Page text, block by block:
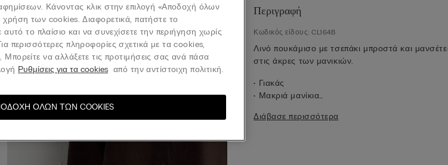
Περιγραφή
Κωδικός είδους: CL164B
Λινό πουκάμισο με τσεπάκι μπροστά και
στις άκρες των μανικιών.
• Γιακάς
• Μακριά μανίκια
• Ωμίτης και πιέτα στην πλάτη
Διάβασε περισσότερα
Κάνοντας κλικ στην επιλογή «Αποδοχή όλων
των cookies. Διαφορετικά, πατήστε το
αυτό το πλαίσιο και να συνεχίσετε την περιήγηση χωρίς
περισσότερες πληροφορίες σχετικά με τα cookies,
. Μπορείτε να αλλάξετε τις προτιμήσεις σας ανά πάσα
Ρυθμίσεις για τα cookies από την αντίστοιχη πολιτική.
ΌΛΩΝ ΤΩΝ COOKIES